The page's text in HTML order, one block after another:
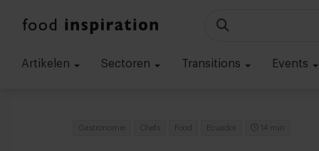
Artikelen Sectoren Transitions Events
Gastronomie Chefs Food Ecuador 14 min